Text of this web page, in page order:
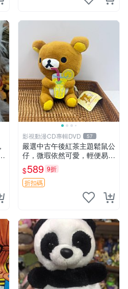
影視動漫CD專輯DVD 57
嚴選中古午後紅茶主題鬆鼠公
仔，微瑕依然可愛，輕便易運
送 二手收藏推薦 工廠直營 快
遞到府 中古 玩偶 公仔
$589 9折
折扣碼